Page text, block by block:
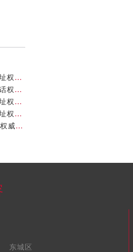
北京卡地亚官方售后服务中心｜全新服务电话及详细地址权威信息公示（2026年7月最新）
北京卡地亚官方售后服务中心｜全部网点地址与售后电话权威信息公示（2026年7月最新）
北京卡地亚官方售后服务中心｜最新热线及完整维修地址权威信息公示（2026年7月最新）
北京卡地亚官方售后服务中心｜服务热线及全部官方地址权威信息公示（2026年7月最新）
北京卡地亚官方售后服务中心｜地址及24小时服务电话权威信息公示（2026年7月最新）
东城区